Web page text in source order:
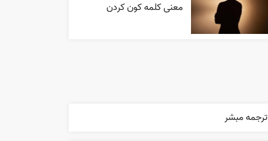
معنی کلمه کون کردن
ترجمه مبشر